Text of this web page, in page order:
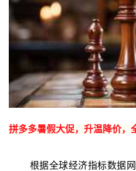
拼多多暑假大促，升温降价，
根据全球经济指标数据